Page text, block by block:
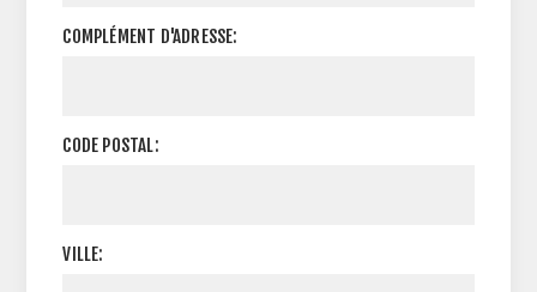
COMPLÉMENT D'ADRESSE:
CODE POSTAL:
VILLE: